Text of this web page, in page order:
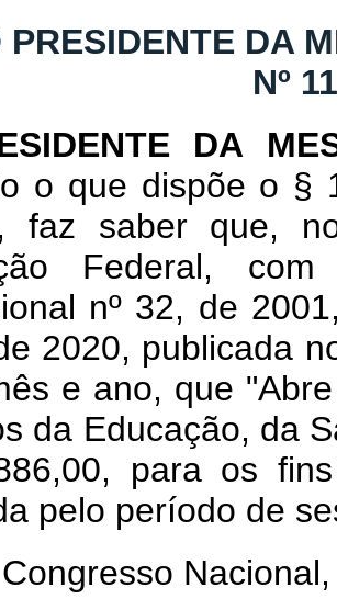
PRESIDENTE DA
Nº
DA
o que dispõe o §
faz saber que,
Federal,
nº 32, de
2020, publicada
e ano, que
da Educação, da
para os
pelo período de
Congresso